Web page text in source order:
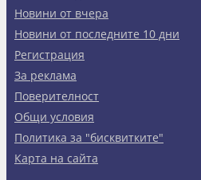
Новини от вчера
Новини от последните 10 дни
Регистрация
За реклама
Πoвepитeлнocт
Общи условия
Политика за "бисквитките"
Карта на сайта